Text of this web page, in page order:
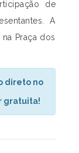
de
A
Praça dos
direto no
gratuita!